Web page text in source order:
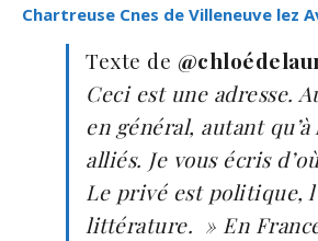
Chartreuse Cnes de Villeneuve lez
Texte de
Ceci est une adresse.
en général, autant qu’à
alliés. Je vous écris
Le privé est politique,
littérature. » En